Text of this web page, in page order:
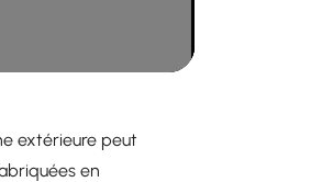
extérieure peut
en